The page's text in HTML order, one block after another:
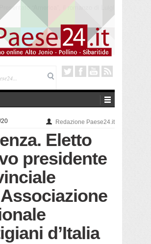
Cento anni per la processione in mare
di San Rocco. Arriva la reliquia
20 Redazione Paese24.it
Eletto
presidente
d’Italia